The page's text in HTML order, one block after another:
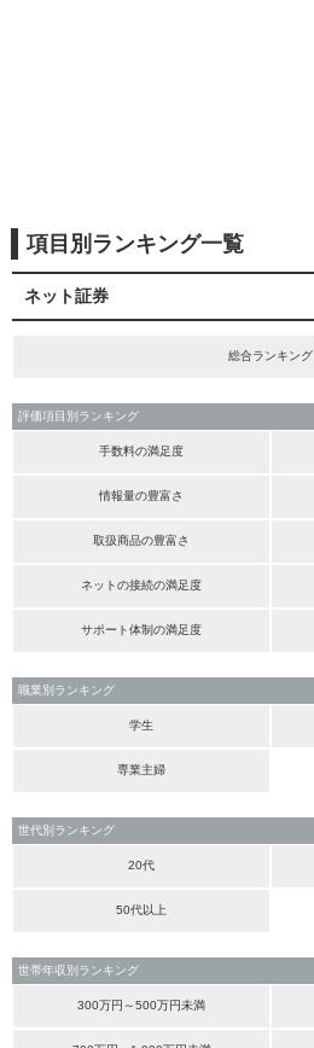
項目別ランキング一覧
ネット証券
総合ランキング
評価項目別ランキング
手数料の満足度
情報量の豊富さ
取扱商品の豊富さ
ネットの接続の満足度
サポート体制の満足度
職業別ランキング
学生
専業主婦
世代別ランキング
20代
50代以上
世帯年収別ランキング
300万円～500万円未満